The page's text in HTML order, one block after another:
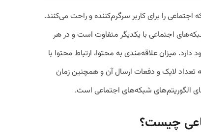
را برای کاربر سرگرم‌کننده و راحت می‌کنند.
اجتماعی با یکدیگر متفاوت است و در هر
میزان علاقه‌مندی به محتوا،‌ ارتباط محتوا با
تعداد لایک و دفعات ارسال آن و همچنین زمان
الگوریتم‌های شبکه‌های اجتماعی است.
چیست؟